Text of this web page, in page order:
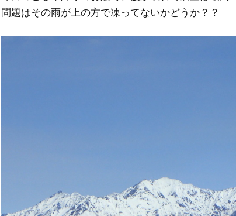
問題はその雨が上の方で凍ってないかどうか？？